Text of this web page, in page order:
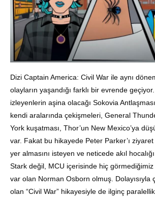
Dizi Captain America: Civil War ile aynı
olayların yaşandığı farklı bir evrende
izleyenlerin aşina olacağı Sokovia
kendi aralarında çekişmeleri, General
York kuşatması, Thor’un New Mexico’ya
var. Fakat bu hikayede Peter Parker’ı ziyaret
yer almasını isteyen ve neticede akıl
Stark değil, MCU içerisinde hiç
var olan Norman Osborn olmuş. Dolayısıyla
olan “Civil War” hikayesiyle de ilginç